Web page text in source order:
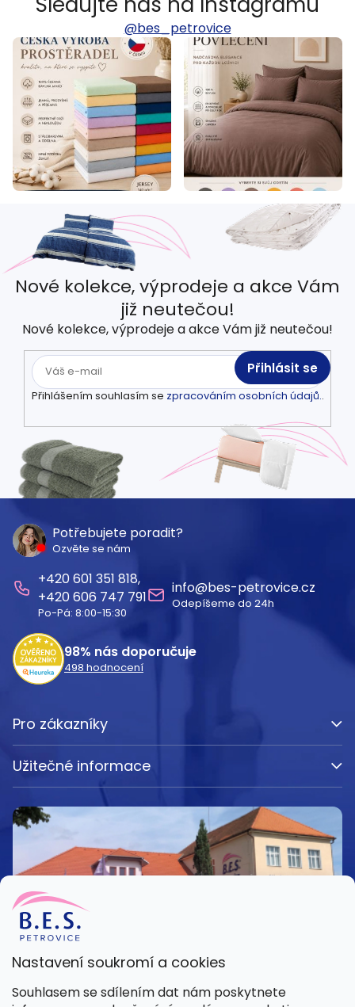
Nastavení soukromí a cookies
Souhlasem se sdílením dat nám poskytnete
@bes_petrovice
Nové kolekce, výprodeje a akce Vám
již neutečou!
Nové kolekce, výprodeje a akce Vám již neutečou!
Přihlášením souhlasím se zpracováním osobních údajů..
Přihlásit se
Potřebujete poradit?
Ozvěte se nám
601 351 818
606 747 791
Po-Pá: 8:00-15:30
info@bes-petrovice.cz
Odepíšeme do 24h
98% nás doporučuje
498 hodnocení
Pro zákazníky
Užitečné informace
Kamenná prodejna
Pondělí – Pátek 8:00 – 15:30